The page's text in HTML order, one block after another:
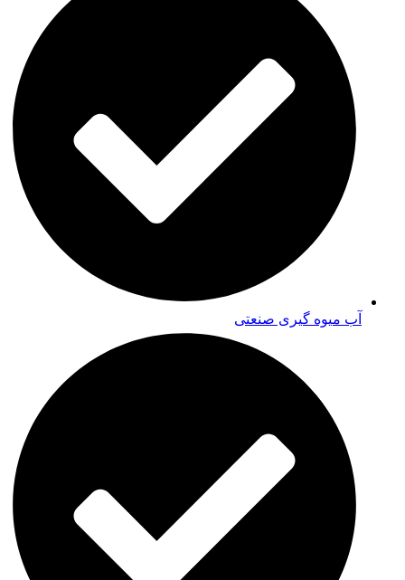
آب میوه گیری صنعتی